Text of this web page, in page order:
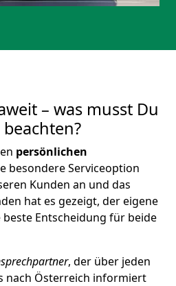
– was musst Du
persönlichen
besondere Serviceoption
Kunden an und das
hat es gezeigt, der eigene
Entscheidung für beide
, der über jeden
nach Österreich informiert